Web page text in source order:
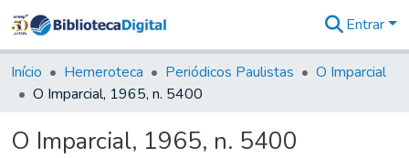
&
Coleções
Tudo na
Digital
Entrar
Início Hemeroteca Periódicos Paulistas
O Imparcial
O Imparcial, 1965, n. 5400
O Imparcial, 1965, n. 5400